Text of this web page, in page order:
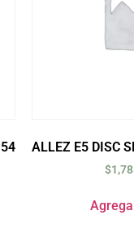
ALLEZ E5 DISC
$